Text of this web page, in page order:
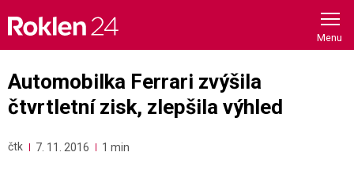
content
Automobilka Ferrari zvýšila
čtvrtletní zisk, zlepšila výhled
čtk 7. 11. 2016 1 min